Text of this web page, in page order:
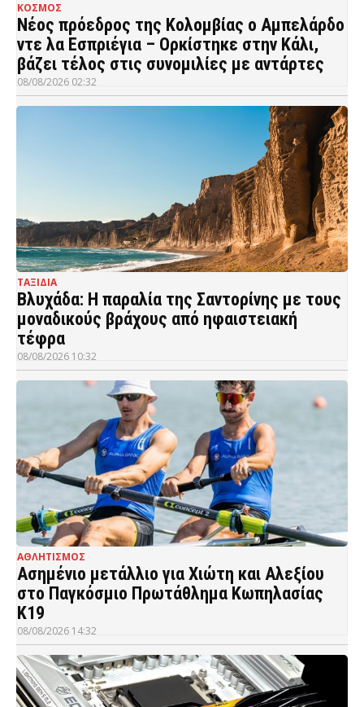
ΚΟΣΜΟΣ
Νέος πρόεδρος της Κολομβίας ο Αμπελάρδο
ντε λα Εσπριέγια – Ορκίστηκε στην Κάλι,
βάζει τέλος στις συνομιλίες με αντάρτες
08/08/2026 02:32
ΤΑΞΙΔΙΑ
Βλυχάδα: Η παραλία της Σαντορίνης με τους
μοναδικούς βράχους από ηφαιστειακή
τέφρα
08/08/2026 10:32
ΑΘΛΗΤΙΣΜΟΣ
Ασημένιο μετάλλιο για Χιώτη και Αλεξίου
στο Παγκόσμιο Πρωτάθλημα Κωπηλασίας
Κ19
08/08/2026 14:32